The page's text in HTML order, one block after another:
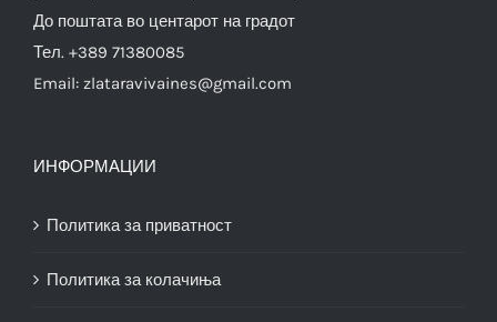
До поштата во центарот на градот
Тел. +389 71380085
Email: zlataravivaines@gmail.com
ИНФОРМАЦИИ
Политика за приватност
Политика за колачиња